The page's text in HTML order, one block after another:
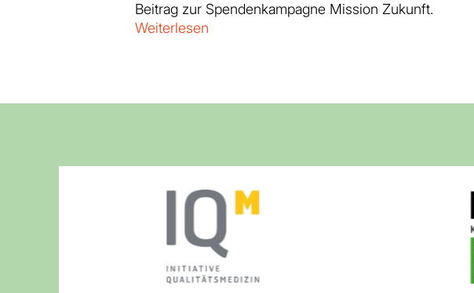
Beitrag zur Spendenkampagne Mission Zukunft.
Weiterlesen